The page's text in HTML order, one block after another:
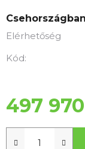
értékelése
5-
ből
Elérhetőség
Kód:
497